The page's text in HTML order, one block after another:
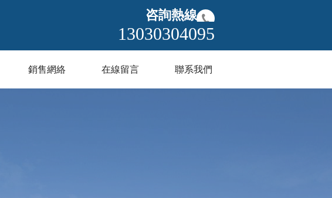
咨詢熱線
13030304095
銷售網絡 在線留言 聯系我們